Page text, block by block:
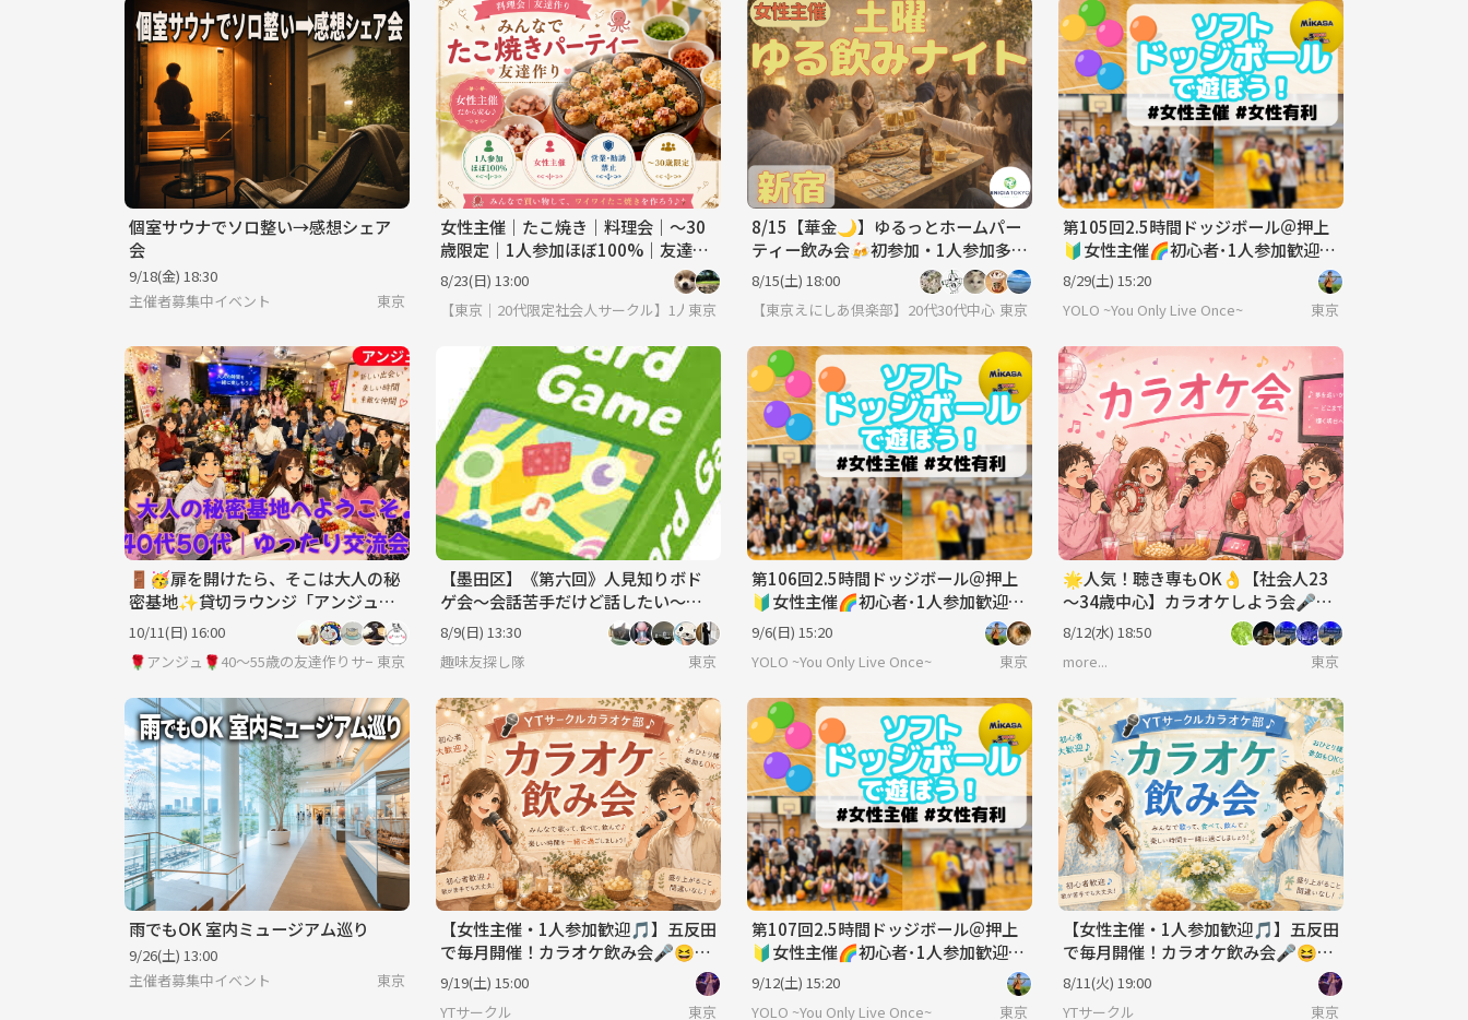
個室サウナでソロ整い→感想シェア
会
9/18(金) 18:30
主催者募集中イベント
東京
女性主催｜たこ焼き｜料理会｜〜30
歳限定｜1人参加ほぼ100%｜友達作
り
8/23(日) 13:00
【東京｜20代限定社会人サークル】1人参加ほぼ100％｜少人数ゆる交流会
東京
8/15【華金🌙】ゆるっとホームパー
ティー飲み会🍻初参加・1人参加多
数！
8/15(土) 18:00
【東京えにしあ倶楽部】20代30代中心！社会人のための“もうひとつの居場所”
東京
第105回2.5時間ドッジボール＠押上
🔰女性主催🌈初心者･1人参加歓迎│
国際交流🉑
8/29(土) 15:20
YOLO ~You Only Live Once~
東京
🚪🥳扉を開けたら、そこは大人の秘
密基地✨貸切ラウンジ「アンジュ」
でワクワク＆ドキドキの夜🌌初参加
の方大歓迎🎉🎉
10/11(日) 16:00
🌹アンジュ🌹40～55歳の友達作りサークル
東京
【墨田区】《第六回》人見知りボド
ゲ会～会話苦手だけど話したい～
【一人参加・初心者大歓迎】《軽ゲ
ーメイン》
8/9(日) 13:30
趣味友探し隊
東京
第106回2.5時間ドッジボール＠押上
🔰女性主催🌈初心者･1人参加歓迎│
国際交流🉑
9/6(日) 15:20
YOLO ~You Only Live Once~
東京
🌟人気！聴き専もOK👌【社会人23
～34歳中心】カラオケしよう会🎤
【初めまして大歓迎🔰】
8/12(水) 18:50
more...
東京
雨でもOK 室内ミュージアム巡り
9/26(土) 13:00
主催者募集中イベント
東京
【女性主催・1人参加歓迎🎵】五反田
で毎月開催！カラオケ飲み会🎤😆
【アルコールドリンクバー付き🍻】
9/19(土) 15:00
YTサークル
東京
第107回2.5時間ドッジボール＠押上
🔰女性主催🌈初心者･1人参加歓迎│
国際交流🉑
9/12(土) 15:20
YOLO ~You Only Live Once~
東京
【女性主催・1人参加歓迎🎵】五反田
で毎月開催！カラオケ飲み会🎤😆
【アルコールドリンクバー付き🍻】
8/11(火) 19:00
YTサークル
東京